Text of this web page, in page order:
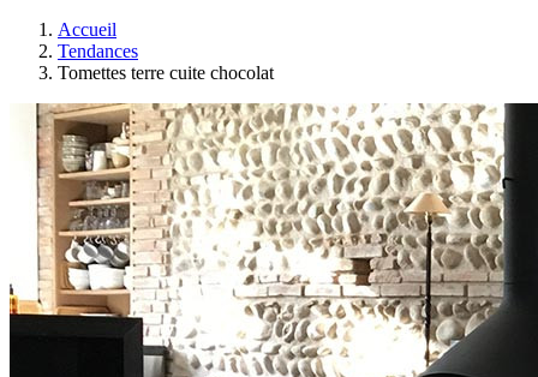
Accueil
Tendances
Tomettes terre cuite chocolat